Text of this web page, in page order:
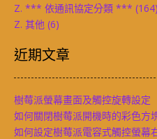
Z. *** 依通訊協定分類 *** (164)
Z. 其他 (6)
近期文章
樹莓派螢幕畫面及觸控旋轉設定
如何關閉樹莓派開機時的彩色方
如何設定樹莓派電容式觸控螢幕